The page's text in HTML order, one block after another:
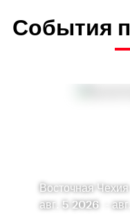
События
Восточная Чехия
авг. 5 2026